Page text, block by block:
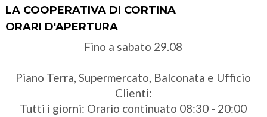
LA COOPERATIVA DI CORTINA
ORARI D'APERTURA
Fino a sabato 29.08
Piano Terra, Supermercato, Balconata e Ufficio
Clienti:
Tutti i giorni: Orario continuato 08:30 - 20:00